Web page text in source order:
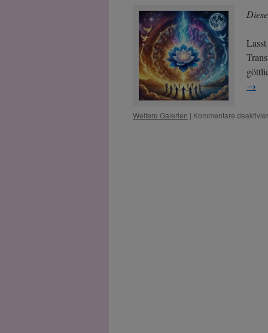
→
Weitere Galerien | Kommentare